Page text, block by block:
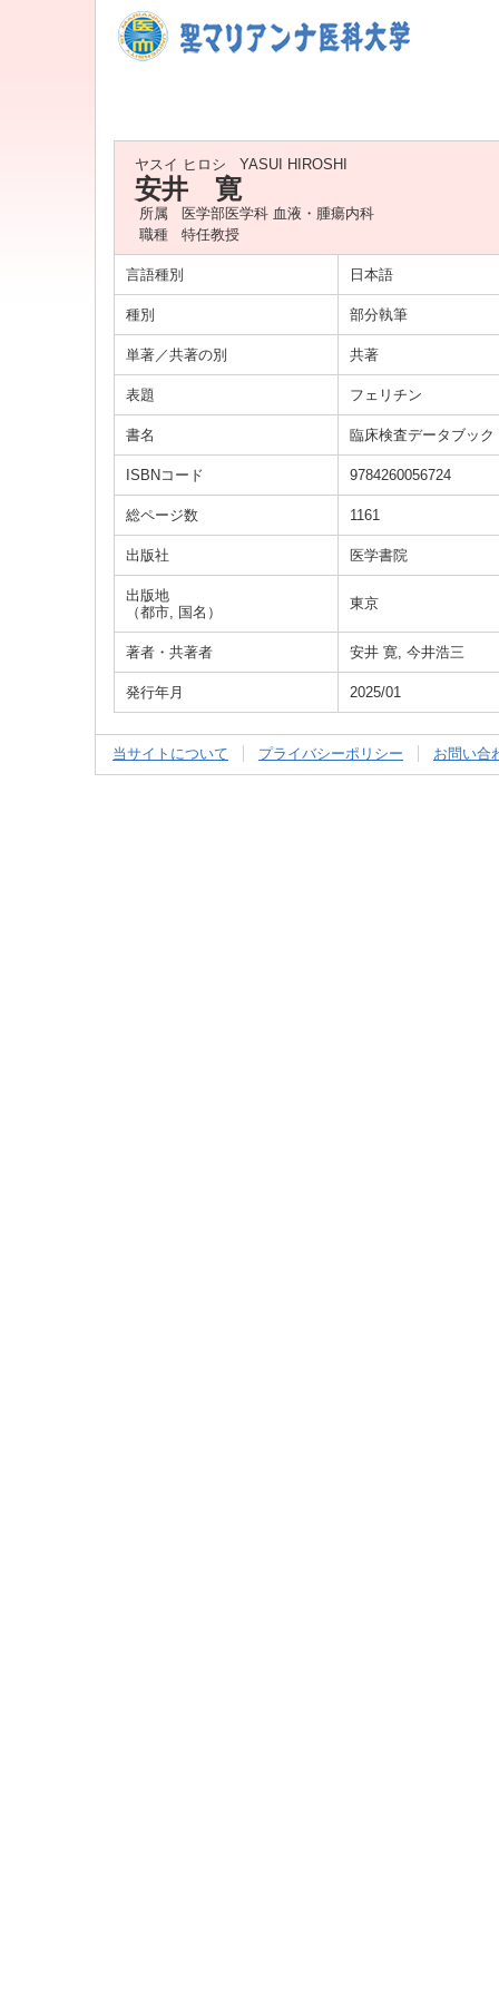
ヤスイ ヒロシ YASUI HIROSHI
安井 寛
所属
医学部医学科 血液・腫瘍内科
職種
特任教授
言語種別 日本語
種別 部分執筆
単著／共著の別 共著
表題 フェリチン
書名 臨床検査データブック
ISBNコード 9784260056724
総ページ数 1161
出版社 医学書院
出版地
（都市, 国名）
東京
著者・共著者 安井 寛, 今井浩三
発行年月 2025/01
当サイトについて プライバシーポリシー お問い合